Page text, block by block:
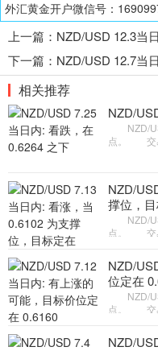
外汇黄金开户微信号：
上一篇： NZD/USD 12.3当
下一篇： NZD/USD 12.7当
相关推荐
NZD/
NZD/
点。 交
NZD/
撑位，
NZD/
点。 交
来继续下
NZD/
位定在
NZD/
点。 交
续下跌的
NZD/